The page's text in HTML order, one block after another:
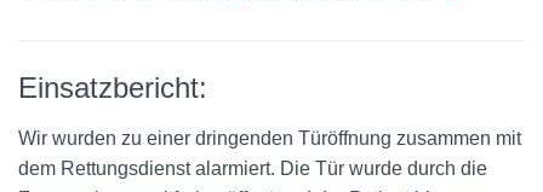
Einsatzbericht:
Wir wurden zu einer dringenden Türöffnung zusammen mit
dem Rettungsdienst alarmiert. Die Tür wurde durch die